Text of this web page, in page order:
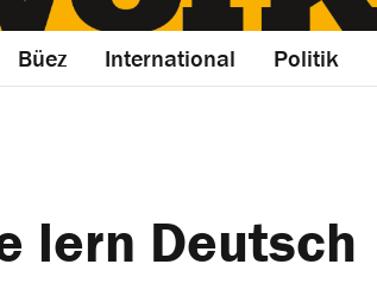
Büez International Politik
lern Deutsch